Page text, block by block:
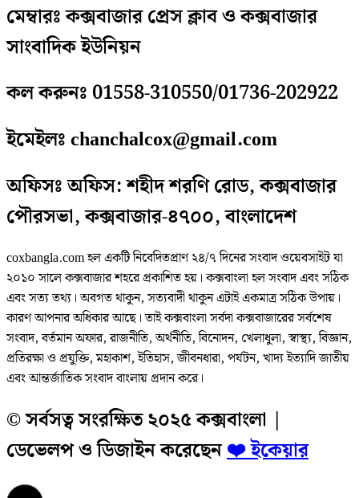
মেম্বারঃ কক্সবাজার প্রেস ক্লাব ও কক্সবাজার
সাংবাদিক ইউনিয়ন
কল করুনঃ 01558-310550/01736-202922
ইমেইলঃ chanchalcox@gmail.com
অফিসঃ অফিস: শহীদ শরণি রোড, কক্সবাজার
পৌরসভা, কক্সবাজার-৪৭০০, বাংলাদেশ
coxbangla.com হল একটি নিবেদিতপ্রাণ ২৪/৭ দিনের সংবাদ ওয়েবসাইট যা
২০১০ সালে কক্সবাজার শহরে প্রকাশিত হয়। কক্সবাংলা হল সংবাদ এবং সঠিক
এবং সত্য তথ্য। অবগত থাকুন, সত্যবাদী থাকুন এটাই একমাত্র সঠিক উপায়।
কারণ আপনার অধিকার আছে। তাই কক্সবাংলা সর্বদা কক্সবাজারের সর্বশেষ
সংবাদ, বর্তমান অফার, রাজনীতি, অর্থনীতি, বিনোদন, খেলাধুলা, স্বাস্থ্য, বিজ্ঞান,
প্রতিরক্ষা ও প্রযুক্তি, মহাকাশ, ইতিহাস, জীবনধারা, পর্যটন, খাদ্য ইত্যাদি জাতীয়
এবং আন্তর্জাতিক সংবাদ বাংলায় প্রদান করে।
© সর্বসত্ব সংরক্ষিত ২০২৫ কক্সবাংলা |
ডেভেলপ ও ডিজাইন করেছেন❤️ ইকেয়ার